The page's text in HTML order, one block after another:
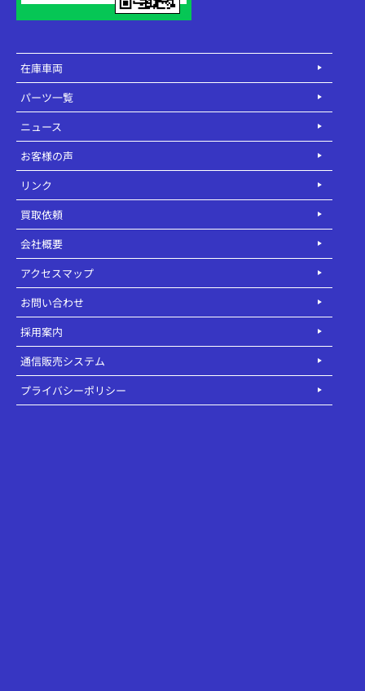
在庫車両
パーツ一覧
ニュース
お客様の声
リンク
買取依頼
会社概要
アクセスマップ
お問い合わせ
採用案内
通信販売システム
プライバシーポリシー